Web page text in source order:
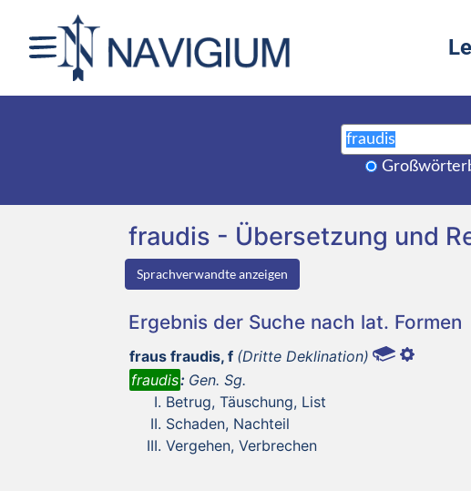
fraudis - Übersetzung und
Sprachverwandte anzeigen
Ergebnis der Suche nach lat. Formen
fraus fraudis, f (Dritte Deklination)
fraudis: Gen. Sg.
Betrug, Täuschung, List
Schaden, Nachteil
Vergehen, Verbrechen